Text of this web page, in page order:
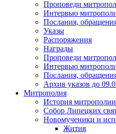
Проповеди
Интервью
Послания,
Указы
Распоряжения
Награды
Проповеди
Интервью
Послания,
Архив указов до
Митрополия
История митрополии
Собор Липецких
Новомученики и
Жития